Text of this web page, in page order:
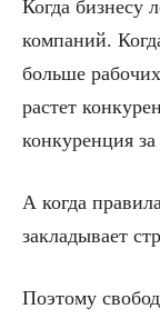
Когда бизнесу
компаний.
больше
растет
конкуренция
А когда
закладывает
Поэтому